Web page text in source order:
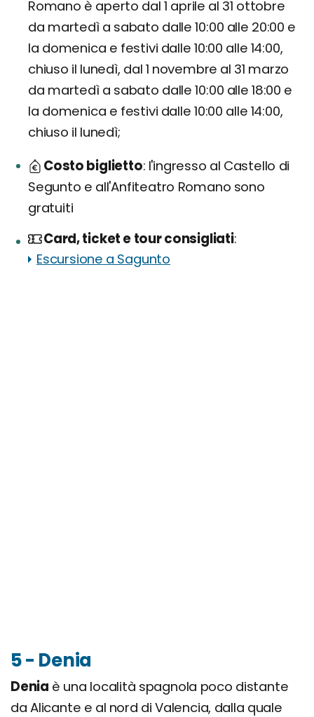
Romano è aperto dal 1 aprile al 31 ottobre
da martedì a sabato dalle 10:00 alle 20:00 e
la domenica e festivi dalle 10:00 alle 14:00,
chiuso il lunedì, dal 1 novembre al 31 marzo
da martedì a sabato dalle 10:00 alle 18:00 e
la domenica e festivi dalle 10:00 alle 14:00,
chiuso il lunedì;
Costo biglietto l'ingresso al Castello di
Segunto e all'Anfiteatro Romano sono
gratuiti
Card, ticket e tour consigliati
Escursione a Sagunto
5 - Denia
Denia è una località spagnola poco distante
da Alicante e al nord di Valencia, dalla quale